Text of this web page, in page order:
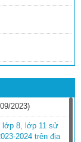
2023)
lớp 8, lớp 11 sử
2024 trên địa